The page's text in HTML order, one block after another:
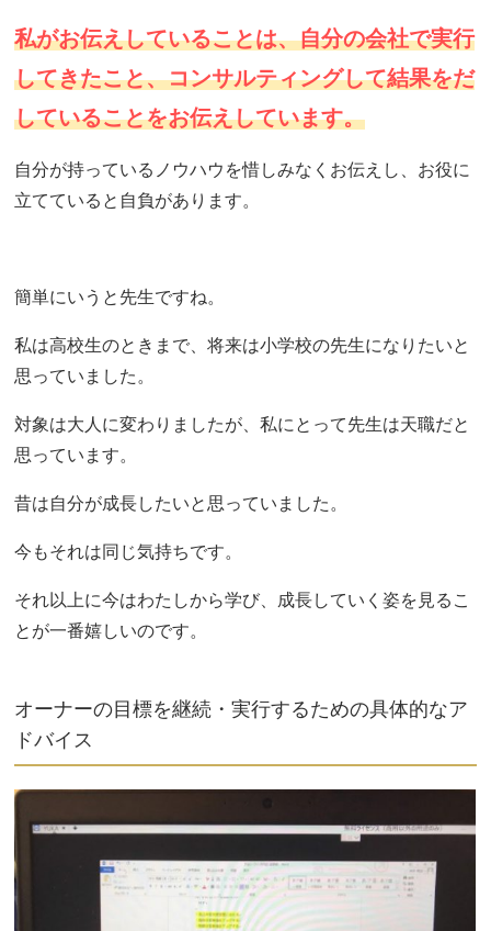
私がお伝えしていることは、自分の会社で実行
してきたこと、コンサルティングして結果をだ
していることをお伝えしています。
自分が持っているノウハウを惜しみなくお伝えし、お役に
立てていると自負があります。
簡単にいうと先生ですね。
私は高校生のときまで、将来は小学校の先生になりたいと
思っていました。
対象は大人に変わりましたが、私にとって先生は天職だと
思っています。
昔は自分が成長したいと思っていました。
今もそれは同じ気持ちです。
それ以上に今はわたしから学び、成長していく姿を見るこ
とが一番嬉しいのです。
オーナーの目標を継続・実行するための具体的なア
ドバイス